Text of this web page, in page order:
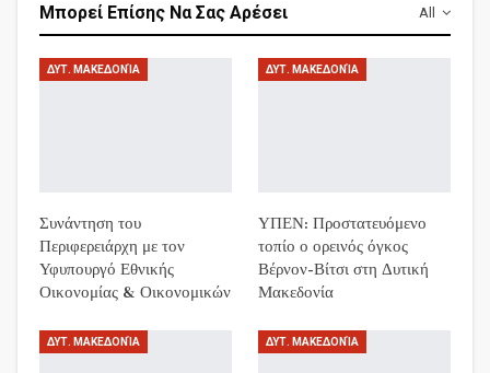
All
Μπορεί Επίσης Να Σας Αρέσει
ΔΥΤ. ΜΑΚΕΔΟΝΊΑ
Συνάντηση του
Περιφερειάρχη με τον
Υφυπουργό Εθνικής
Οικονομίας & Οικονομικών
ΔΥΤ. ΜΑΚΕΔΟΝΊΑ
ΥΠΕΝ: Προστατευόμενο
τοπίο ο ορεινός όγκος
Βέρνον-Βίτσι στη Δυτική
Μακεδονία
ΔΥΤ. ΜΑΚΕΔΟΝΊΑ ΔΥΤ. ΜΑΚΕΔΟΝΊΑ